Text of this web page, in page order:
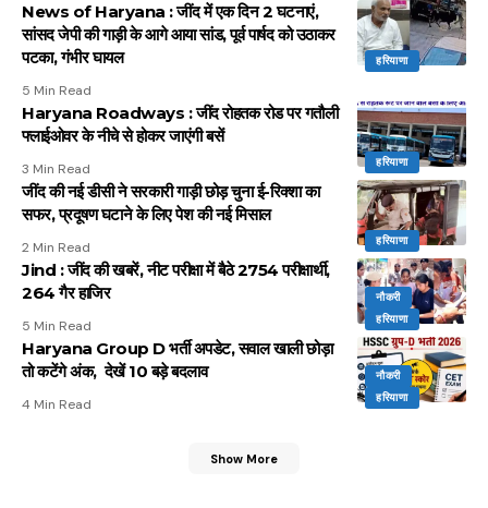
हरियाणा
News of Haryana : जींद में एक दिन 2 घटनाएं,
सांसद जेपी की गाड़ी के आगे आया सांड, पूर्व पार्षद को उठाकर
पटका, गंभीर घायल
5 Min Read
हरियाणा
Haryana Roadways : जींद रोहतक रोड पर गतौली
फ्लाईओवर के नीचे से होकर जाएंगी बसें
3 Min Read
हरियाणा
जींद की नई डीसी ने सरकारी गाड़ी छोड़ चुना ई-रिक्शा का
सफर, प्रदूषण घटाने के लिए पेश की नई मिसाल
2 Min Read
नौकरी
हरियाणा
Jind : जींद की खबरें, नीट परीक्षा में बैठे 2754 परीक्षार्थी,
264 गैर हाजिर
5 Min Read
नौकरी
हरियाणा
Haryana Group D भर्ती अपडेट, सवाल खाली छोड़ा
तो कटेंगे अंक, देखें 10 बड़े बदलाव
4 Min Read
Show More